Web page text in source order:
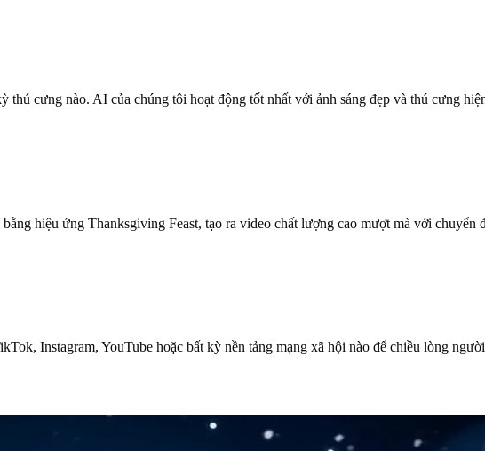
thú cưng nào. AI của chúng tôi hoạt động tốt nhất với ảnh sáng đẹp và thú cưng
hiệu ứng Thanksgiving Feast, tạo ra video chất lượng cao mượt mà với chuyển
Instagram, YouTube hoặc bất kỳ nền tảng mạng xã hội nào để chiều lòng